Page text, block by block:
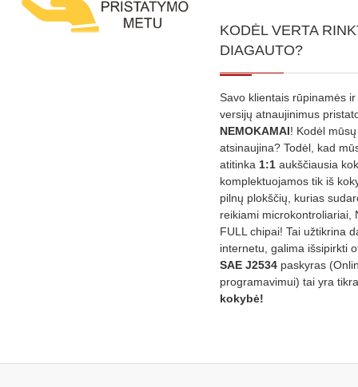
KODĖL VERTA
DIAGAUTO?
Savo klientais rūpinamės
versijų atnaujinimus
NEMOKAMAI! Kodėl
atsinaujina? Todėl, kad
atitinka 1:1 aukščiausia
komplektuojamos tik iš
pilnų plokščių, kurias
reikiami microkontroliariai,
FULL chipai! Tai užtikrina
internetu, galima išsipirkti
SAE J2534 paskyras
programavimui) tai yra
kokybė!